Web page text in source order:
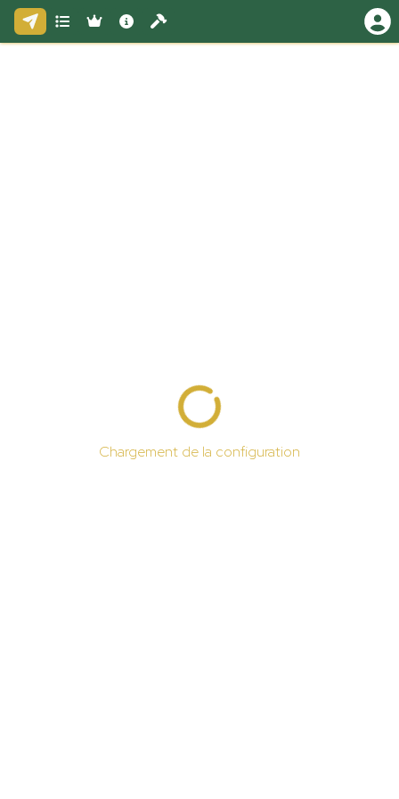
Chargement de la configuration